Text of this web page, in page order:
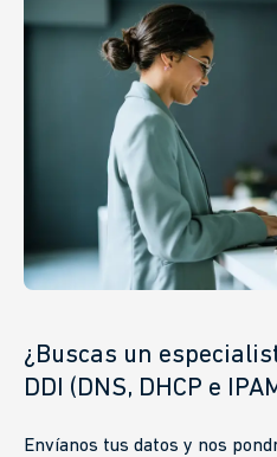
¿Buscas un
DDI (DNS, DHCP e
Envíanos tus datos y nos